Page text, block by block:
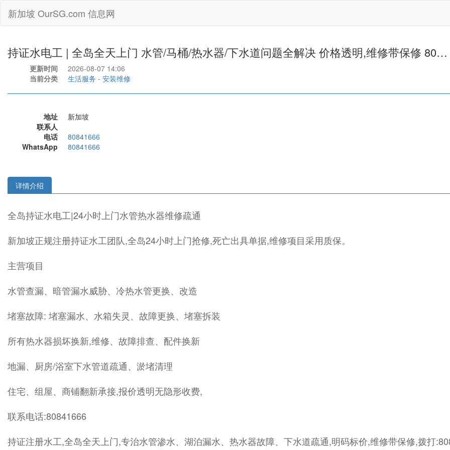
新加坡 OurSG.com 信息网
持证水电工 | 全岛全天上门 水管/马桶/热水器/下水道问题全解决 价格透明,维修带保修 80…
更新时间
2026-08-07 14:06
当前分类
生活服务 - 安装维修
地址
新加坡
联系人
电话
80841666
WhatsApp
80841666
详情介绍
全岛持证水电工|24小时上门水管热水器维修疏通
新加坡正规注册持证水工团队,全岛24小时上门抢修,死亡出具单据,维修项目采用质保。
主营项目
水管查漏、暗管漏水威胁、冷热水管更换、改造
堵塞故障: 堵塞漏水、水箱失灵、故障更换、堵塞拆装
所有热水器损坏换新,维修、故障排查、配件换新
地漏、厨房/浴室下水管道疏通、淤堵清理
住宅、组屋、商铺翻新承接,报价透明无隐形收费,
联系电话:80841666
持证注册水工,全岛全天上门,专治水管渗水、湖泊漏水、热水器故障、下水道疏通,明码标价,维修带保修,拨打